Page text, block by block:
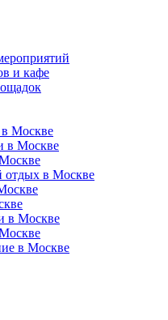
и кафе
в Москве
в Москве
отдых в Москве
в Москве
в Москве